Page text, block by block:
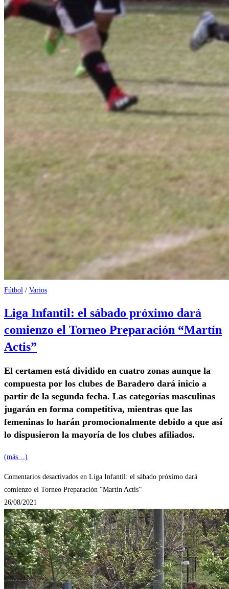
Fútbol / Varios
Liga Infantil: el sábado próximo dará
comienzo el Torneo Preparación “Martín
Actis”
El certamen está dividido en cuatro zonas aunque la
compuesta por los clubes de Baradero dará inicio a
partir de la segunda fecha. Las categorías masculinas
jugarán en forma competitiva, mientras que las
femeninas lo harán promocionalmente debido a que así
lo dispusieron la mayoría de los clubes afiliados.
(más…)
Comentarios desactivados en Liga Infantil: el sábado próximo dará
comienzo el Torneo Preparación “Martín Actis”
26/08/2021